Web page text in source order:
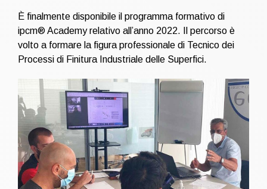
È finalmente disponibile il programma formativo di
ipcm® Academy relativo all’anno 2022. Il percorso è
volto a formare la figura professionale di Tecnico dei
Processi di Finitura Industriale delle Superfici.